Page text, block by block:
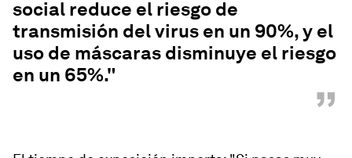
social reduce el riesgo de
transmisión del virus en un 90%, y el
uso de máscaras disminuye el riesgo
en un 65%."
”